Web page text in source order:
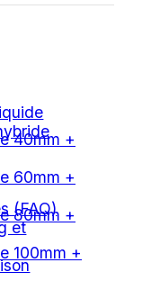
(FAQ)
et
40mm +
60mm +
80mm +
100mm +